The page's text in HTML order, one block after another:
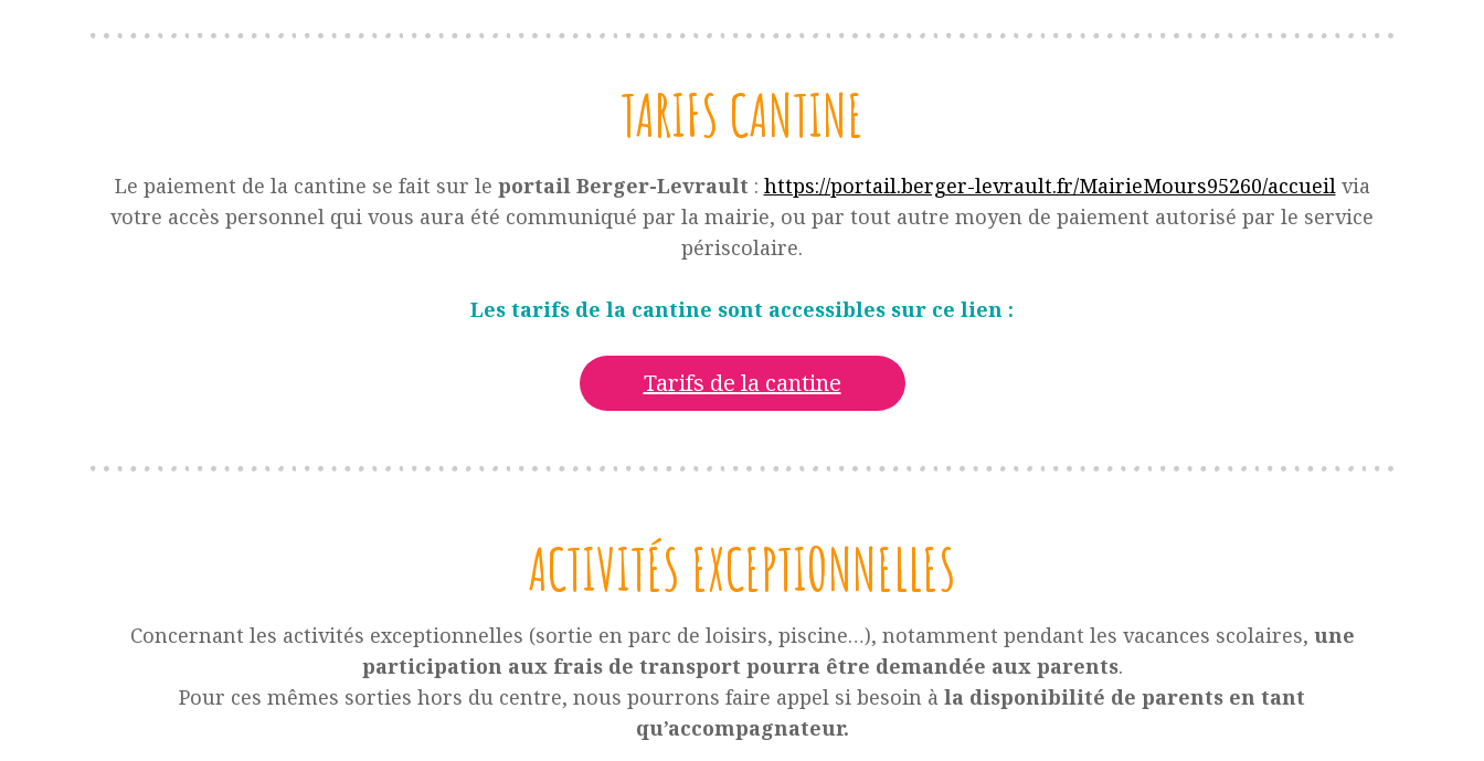
TARIFS CANTINE
Le paiement de la cantine se fait sur le portail Berger-Levrault : https://portail.berger-levrault.fr/MairieMours95260/accueilvia
votre accès personnel qui vous aura été communiqué par la mairie, ou par tout autre moyen de paiement autorisé par le service
périscolaire.
Les tarifs de la cantine sont accessibles sur ce lien :
Tarifs de la cantine
ACTIVITÉS EXCEPTIONNELLES
Concernant les activités exceptionnelles (sortie en parc de loisirs, piscine…), notamment pendant les vacances scolaires, une
participation aux frais de transport pourra être demandée aux parents.
Pour ces mêmes sorties hors du centre, nous pourrons faire appel si besoin à la disponibilité de parents en tant
qu’accompagnateur.